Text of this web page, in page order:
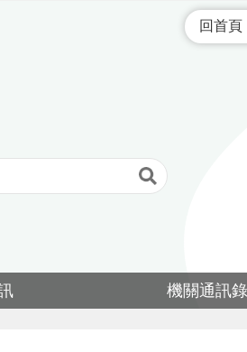
回首頁
機關通訊錄